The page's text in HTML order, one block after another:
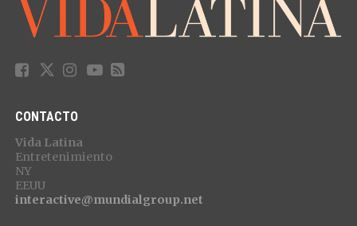
CONTACTO
Vida Latina
Entretenimiento
NY
EEUU
interactive@mundialgroup.net